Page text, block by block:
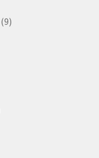
99